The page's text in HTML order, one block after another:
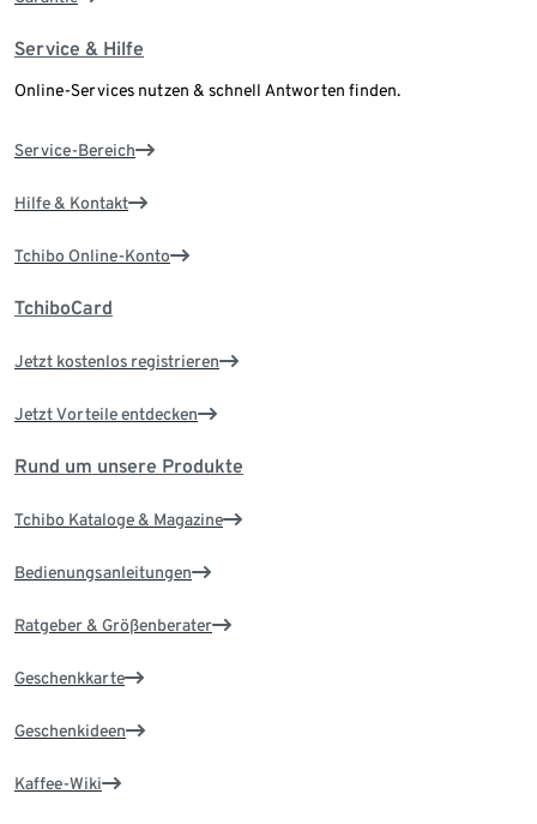
Service & Hilfe
Online-Services nutzen & schnell Antworten finden.
Service-Bereich
Hilfe & Kontakt
Tchibo Online-Konto
TchiboCard
Jetzt kostenlos registrieren
Jetzt Vorteile entdecken
Rund um unsere Produkte
Tchibo Kataloge & Magazine
Bedienungsanleitungen
Ratgeber & Größenberater
Geschenkkarte
Geschenkideen
Kaffee-Wiki